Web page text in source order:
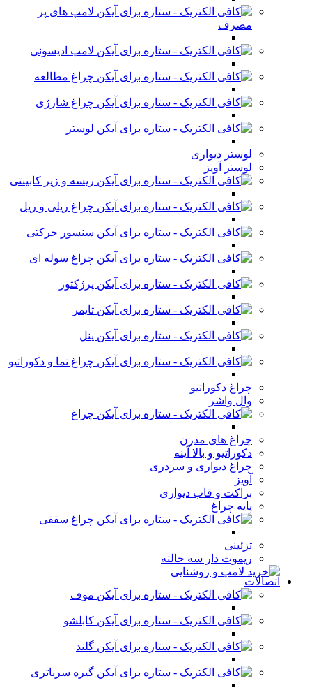
لامپ های پر
مصرف
لامپ ادیسونی
چراغ مطالعه
چراغ شارژی
لوستر
لوستر دیواری
لوستر آویز
ریسه و زیر کابینتی
چراغ ریلی و ریل
سنسور حرکتی
چراغ سوله ای
پرژکتور
تایمر
پنل
چراغ نما و دکوراتیو
چراغ دکوراتیو
وال واشر
چراغ
چراغ های مدرن
دکوراتیو و بالا آینه
چراغ دیواری و سردری
آویز
براکت و قاب دیواری
پایه چراغ
چراغ سقفی
تزئینی
ریموت دار سه حالته
اتصالات
موف
کابلشو
گلند
گیره سرباتری